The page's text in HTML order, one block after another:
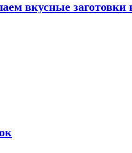
вкусные заготовки